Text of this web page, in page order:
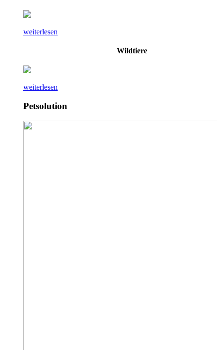
weiterlesen
Wildtiere
weiterlesen
Petsolution